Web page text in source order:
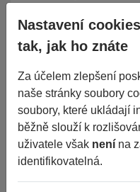
Parametry
Období
Šířka
Průměr
Nastavení
tak, jak ho znáte
Za účelem zlepšení
naše stránky soubory
soubory, které ukládají
běžně slouží k
uživatele však není na
identifikovatelná.